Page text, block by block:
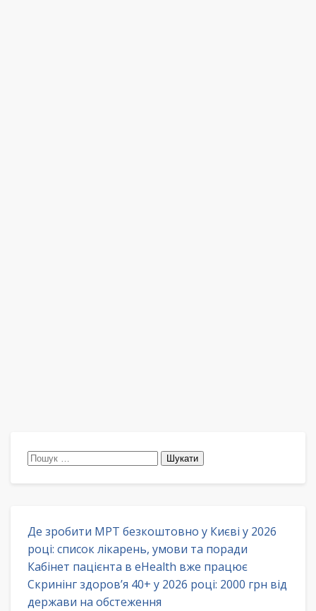
Пошук:
Де зробити МРТ безкоштовно у Києві у 2026
році: список лікарень, умови та поради
Кабінет пацієнта в eHealth вже працює
Скринінг здоров’я 40+ у 2026 році: 2000 грн від
держави на обстеження